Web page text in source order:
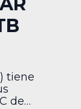
tiene
de